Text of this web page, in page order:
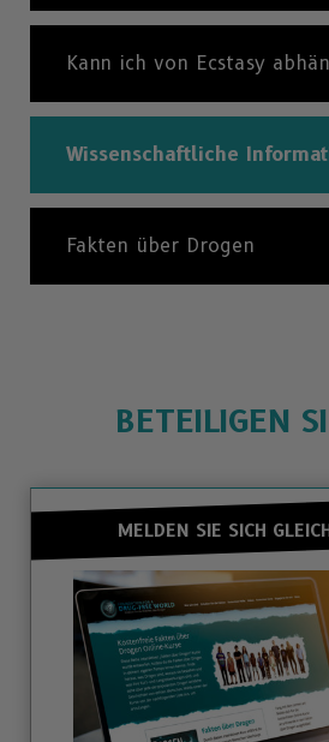
Kann ich von Ecstasy
Wissenschaftliche
Fakten über Drogen
BETEILIGEN
MELDEN SIE SICH